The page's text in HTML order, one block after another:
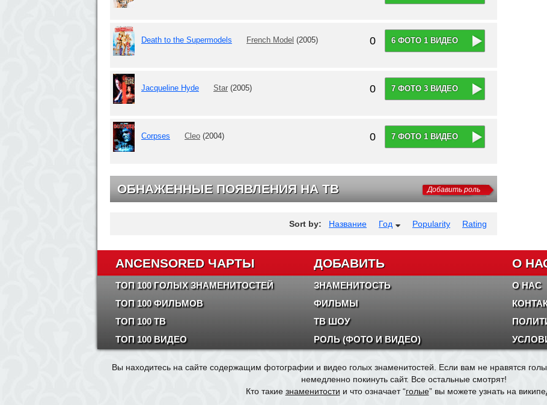
Death to the Supermodels French Model (2005) 6 ФОТО 1 ВИДЕО
0
Jacqueline Hyde Star (2005) 7 ФОТО 3 ВИДЕО
0
Corpses Cleo (2004) 7 ФОТО 1 ВИДЕО
0
ОБНАЖЕННЫЕ ПОЯВЛЕНИЯ НА ТВ Добавить роль
Sort by: Название Год Popularity Rating
ANCENSORED ЧАРТЫ
ТОП 100 ГОЛЫХ ЗНАМЕНИТОСТЕЙ
ТОП 100 ФИЛЬМОВ
ТОП 100 ТВ
ТОП 100 ВИДЕО
ДОБАВИТЬ
ЗНАМЕНИТОСТЬ
ФИЛЬМЫ
ТВ ШОУ
РОЛЬ (ФОТО И ВИДЕО)
О
О НАС
Вы находитесь на сайте содержащим фотографии и видео голых знаменитостей. Если вам не нравятся
немедленно покинуть сайт. Все остальные смотрят!
Кто такие знаменитости и что означает “голые” вы можете узнать на